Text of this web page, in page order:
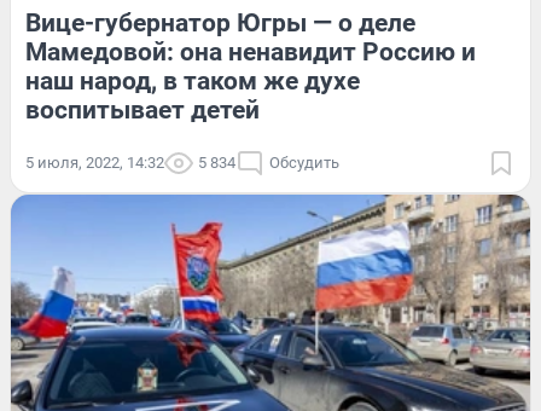
Вице-губернатор Югры — о деле
Мамедовой: она ненавидит Россию и
наш народ, в таком же духе
воспитывает детей
5 июля, 2022, 14:32 5 834 Обсудить